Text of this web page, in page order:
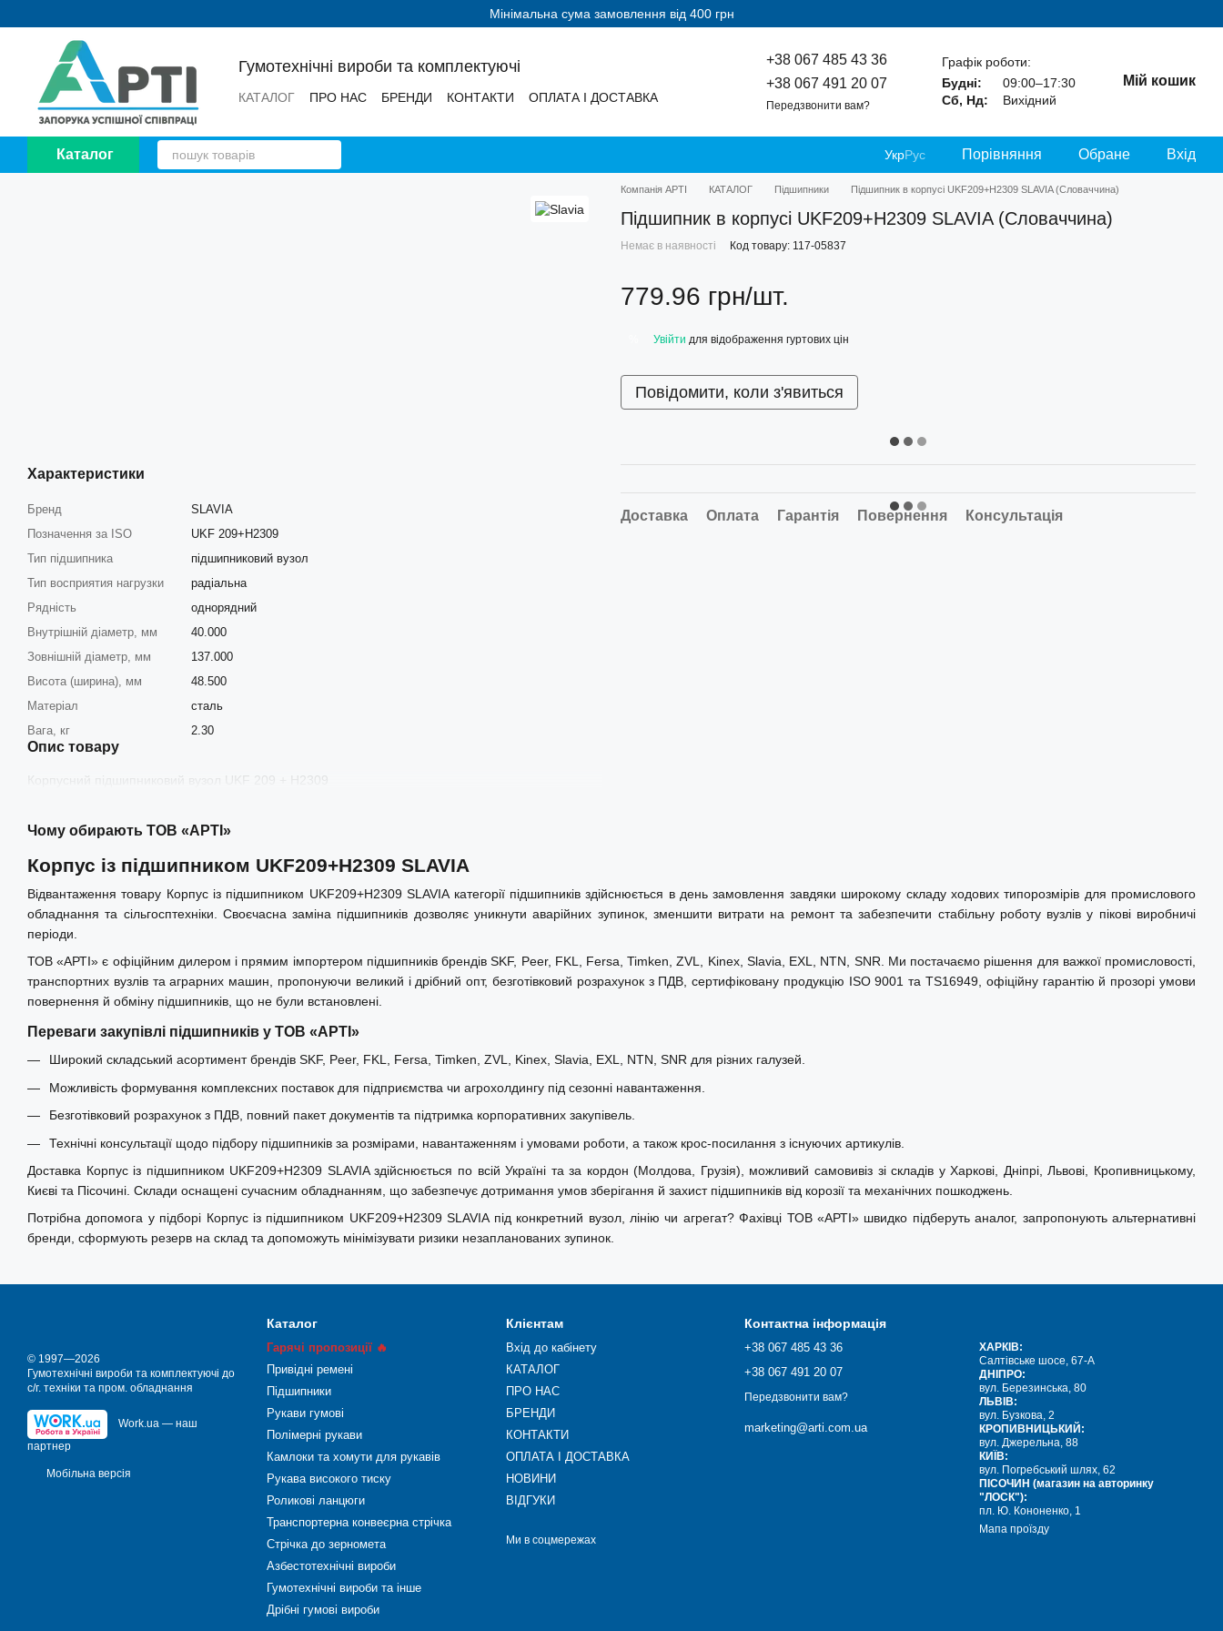
Мінімальна сума замовлення від 400 грн
Гумотехнічні вироби та комплектуючі
КАТАЛОГ ПРО НАС БРЕНДИ КОНТАКТИ
ОПЛАТА І ДОСТАВКА
+38 067 485 43 36
+38 067 491 20 07
Передзвонити вам?
Графік роботи:
Будні:
09:00–17:30
Сб, Нд:
Вихідний
Мій кошик
Каталог УкрРус Порівняння Обране Вхід
Характеристики
Бренд
SLAVIA
Позначення за ISO
UKF 209+H2309
Тип підшипника
підшипниковий вузол
Тип восприятия нагрузки
радіальна
Рядність
однорядний
Внутрішній діаметр, мм
40.000
Зовнішній діаметр, мм
137.000
Висота (ширина), мм
48.500
Матеріал
сталь
Вага, кг
2.30
Опис товару
Корпусний підшипниковий вузол UKF 209 + H2309
Компанія АРТІ КАТАЛОГ Підшипники Підшипник в корпусі UKF209+H2309 SLAVIA (Cловаччина)
Підшипник в корпусі UKF209+H2309 SLAVIA (Cловаччина)
Немає в наявності Код товару: 117-05837
779.96 грн/шт.
Увійти для відображення гуртових цін
Повідомити, коли з'явиться
Доставка Оплата Гарантія Повернення Консультація
Чому обирають ТОВ «АРТІ»
Корпус із підшипником UKF209+H2309 SLAVIA
Відвантаження товару Корпус із підшипником UKF209+H2309 SLAVIA категорії підшипників здійснюється в день замовлення завдяки широкому складу ходових типорозмірів для промислового
обладнання та сільгосптехніки. Своєчасна заміна підшипників дозволяє уникнути аварійних зупинок, зменшити витрати на ремонт та забезпечити стабільну роботу вузлів у пікові виробничі
періоди.
ТОВ «АРТІ» є офіційним дилером і прямим імпортером підшипників брендів SKF, Peer, FKL, Fersa, Timken, ZVL, Kinex, Slavia, EXL, NTN, SNR. Ми постачаємо рішення для важкої промисловості,
транспортних вузлів та аграрних машин, пропонуючи великий і дрібний опт, безготівковий розрахунок з ПДВ, сертифіковану продукцію ISO 9001 та TS16949, офіційну гарантію й прозорі умови
повернення й обміну підшипників, що не були встановлені.
Переваги закупівлі підшипників у ТОВ «АРТІ»
Широкий складський асортимент брендів SKF, Peer, FKL, Fersa, Timken, ZVL, Kinex, Slavia, EXL, NTN, SNR для різних галузей.
Можливість формування комплексних поставок для підприємства чи агрохолдингу під сезонні навантаження.
Безготівковий розрахунок з ПДВ, повний пакет документів та підтримка корпоративних закупівель.
Технічні консультації щодо підбору підшипників за розмірами, навантаженням і умовами роботи, а також крос-посилання з існуючих артикулів.
Доставка Корпус із підшипником UKF209+H2309 SLAVIA здійснюється по всій Україні та за кордон (Молдова, Грузія), можливий самовивіз зі складів у Харкові, Дніпрі, Львові, Кропивницькому,
Києві та Пісочині. Склади оснащені сучасним обладнанням, що забезпечує дотримання умов зберігання й захист підшипників від корозії та механічних пошкоджень.
Потрібна допомога у підборі Корпус із підшипником UKF209+H2309 SLAVIA під конкретний вузол, лінію чи агрегат? Фахівці ТОВ «АРТІ» швидко підберуть аналог, запропонують альтернативні
бренди, сформують резерв на склад та допоможуть мінімізувати ризики незапланованих зупинок.
© 1997—2026
Гумотехнічні вироби та комплектуючі до
с/г. техніки та пром. обладнання
Work.ua — наш
партнер
Мобільна версія
Каталог
Гарячі пропозиції 🔥
Привідні ремені
Підшипники
Рукави гумові
Полімерні рукави
Камлоки та хомути для рукавів
Рукава високого тиску
Роликові ланцюги
Транспортерна конвеєрна стрічка
Стрічка до зерномета
Азбестотехнічні вироби
Гумотехнічні вироби та інше
Дрібні гумові вироби
Клієнтам
Вхід до кабінету
КАТАЛОГ
ПРО НАС
БРЕНДИ
КОНТАКТИ
ОПЛАТА І ДОСТАВКА
НОВИНИ
ВІДГУКИ
Ми в соцмережах
Контактна інформація
+38 067 485 43 36
+38 067 491 20 07
Передзвонити вам?
marketing@arti.com.ua
ХАРКІВ:
Салтівське шосе, 67-А
ДНІПРО:
вул. Березинська, 80
ЛЬВІВ:
вул. Бузкова, 2
КРОПИВНИЦЬКИЙ:
вул. Джерельна, 88
КИЇВ:
вул. Погребський шлях, 62
ПІСОЧИН (магазин на авторинку
"ЛОСК"):
пл. Ю. Кононенко, 1
Мапа проїзду